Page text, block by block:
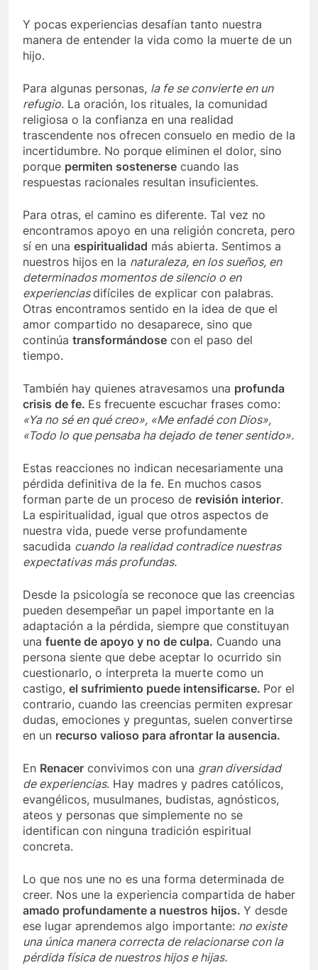
Y pocas experiencias desafían tanto nuestra
manera de entender la vida como la muerte de un
hijo.
Para algunas personas, la fe se convierte en un
refugio. La oración, los rituales, la comunidad
religiosa o la confianza en una realidad
trascendente nos ofrecen consuelo en medio de la
incertidumbre. No porque eliminen el dolor, sino
porque permiten sostenerse cuando las
respuestas racionales resultan insuficientes.
Para otras, el camino es diferente. Tal vez no
encontramos apoyo en una religión concreta, pero
sí en una espiritualidad más abierta. Sentimos a
nuestros hijos en la naturaleza, en los sueños, en
determinados momentos de silencio o en
experienciasdifíciles de explicar con palabras.
Otras encontramos sentido en la idea de que el
amor compartido no desaparece, sino que
continúa transformándose con el paso del
tiempo.
También hay quienes atravesamos una profunda
crisis de fe. Es frecuente escuchar frases como:
«Ya no sé en qué creo», «Me enfadé con Dios»,
«Todo lo que pensaba ha dejado de tener sentido».
Estas reacciones no indican necesariamente una
pérdida definitiva de la fe. En muchos casos
forman parte de un proceso de revisión interior.
La espiritualidad, igual que otros aspectos de
nuestra vida, puede verse profundamente
sacudida cuando la realidad contradice nuestras
expectativas más profundas.
Desde la psicología se reconoce que las creencias
pueden desempeñar un papel importante en la
adaptación a la pérdida, siempre que constituyan
una fuente de apoyo y no de culpa. Cuando una
persona siente que debe aceptar lo ocurrido sin
cuestionarlo, o interpreta la muerte como un
castigo, el sufrimiento puede intensificarse. Por el
contrario, cuando las creencias permiten expresar
dudas, emociones y preguntas, suelen convertirse
en un recurso valioso para afrontar la ausencia.
En Renacer convivimos con una gran diversidad
de experiencias. Hay madres y padres católicos,
evangélicos, musulmanes, budistas, agnósticos,
ateos y personas que simplemente no se
identifican con ninguna tradición espiritual
concreta.
Lo que nos une no es una forma determinada de
creer. Nos une la experiencia compartida de haber
amado profundamente a nuestros hijos. Y desde
ese lugar aprendemos algo importante: no existe
una única manera correcta de relacionarse con la
pérdida física de nuestros hijos e hijas.